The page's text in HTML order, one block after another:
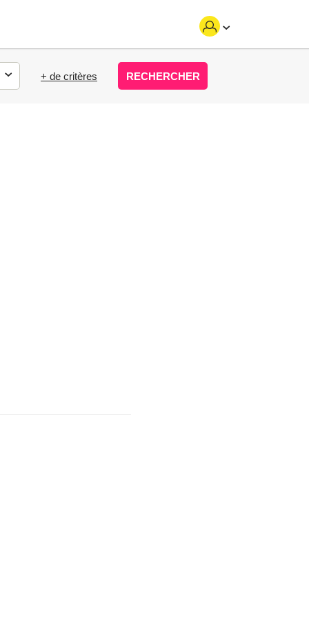
+ de critères RECHERCHER